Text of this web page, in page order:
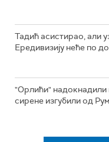
Тадић асистирао, али
Ередивизију неће по
"Орлићи" надокнадили
сирене изгубили од